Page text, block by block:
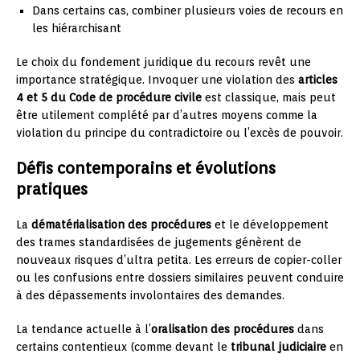
Dans certains cas, combiner plusieurs voies de recours en
les hiérarchisant
Le choix du fondement juridique du recours revêt une
importance stratégique. Invoquer une violation des articles
4 et 5 du Code de procédure civile est classique, mais peut
être utilement complété par d’autres moyens comme la
violation du principe du contradictoire ou l’excès de pouvoir.
Défis contemporains et évolutions
pratiques
La dématérialisation des procédures et le développement
des trames standardisées de jugements génèrent de
nouveaux risques d’ultra petita. Les erreurs de copier-coller
ou les confusions entre dossiers similaires peuvent conduire
à des dépassements involontaires des demandes.
La tendance actuelle à l’oralisation des procédures dans
certains contentieux (comme devant le tribunal judiciaire en